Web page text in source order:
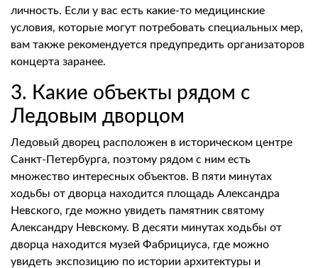
личность. Если у вас есть какие-то медицинские
условия, которые могут потребовать специальных мер,
вам также рекомендуется предупредить организаторов
концерта заранее.
3. Какие объекты рядом с
Ледовым дворцом
Ледовый дворец расположен в историческом центре
Санкт-Петербурга, поэтому рядом с ним есть
множество интересных объектов. В пяти минутах
ходьбы от дворца находится площадь Александра
Невского, где можно увидеть памятник святому
Александру Невскому. В десяти минутах ходьбы от
дворца находится музей Фабрициуса, где можно
увидеть экспозицию по истории архитектуры и